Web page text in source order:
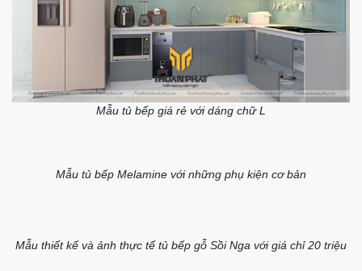
Ảnh thiết kế tủ bếp giá rẻ dưới 20 triệu
Ảnh thực tế tủ bếp chữ I với giá chỉ 20 triệu